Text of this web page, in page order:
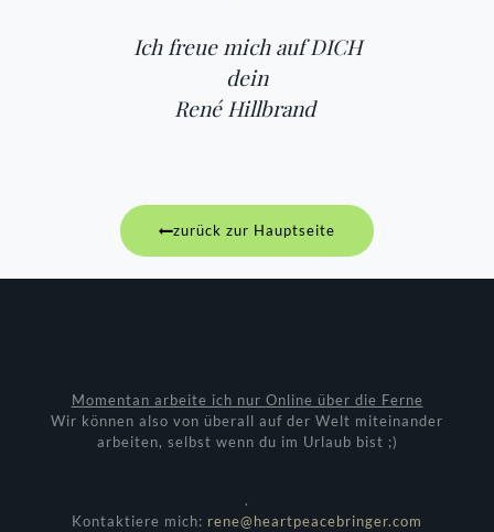
Ich freue mich auf DICH
dein
René Hillbrand
zurück zur Hauptseite
Momentan arbeite ich nur Online über die Ferne
Wir können also von überall auf der Welt miteinander
arbeiten, selbst wenn du im Urlaub bist ;)
.
Kontaktiere mich: rene@heartpeacebringer.com